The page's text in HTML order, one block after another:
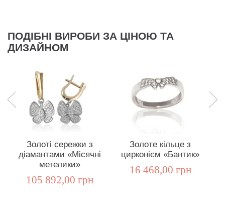
ПОДІБНІ ВИРОБИ ЗА ЦІНОЮ ТА
ДИЗАЙНОМ
Золоті сережки з
діамантами «Місячні
метелики»
105 892,00 грн
Золоте кільце з
цирконієм «Бантик»
16 468,00 грн